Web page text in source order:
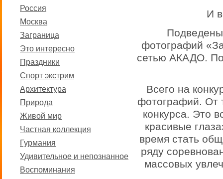
Россия
Москва
Заграница
Это интересно
Праздники
Спорт экстрим
Архитектура
Природа
Живой мир
Частная коллекция
Гурмания
Удивительное и непознанное
Воспоминания
И
Подведены
фотографий
сетью АКАДО.
Всего на
фотографий. От
конкурса. Это
красивые
время стать
ряду
массовых